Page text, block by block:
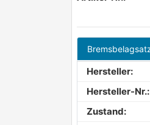
Hersteller:
Hersteller-Nr.:
Zustand: